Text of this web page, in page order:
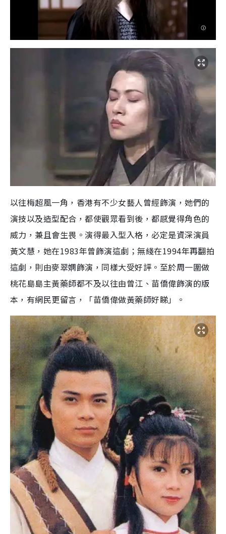
以往梅超風一角，香港有不少女藝人曾經飾演，她們的
演技以及造型配合，都使觀眾看到後，都感覺得角色的
威力，兼且會生畏。演得最入型入格，必定是資深演員
黃文慧，她在1983年曾飾演這劇；無綫在1994年再翻拍
這劇，則由麥翠嫻飾演，同樣大受好評。至於周一圍做
桃花島島主黃藥師都不及以往由曾江、苗僑偉飾演的版
本，有網民更留言，「苗僑偉做黃藥師好睇」。